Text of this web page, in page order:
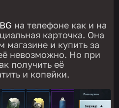
на телефоне как и на
карточка. Она
магазине и купить за
невозможно. Но при
получить её
и копейки.